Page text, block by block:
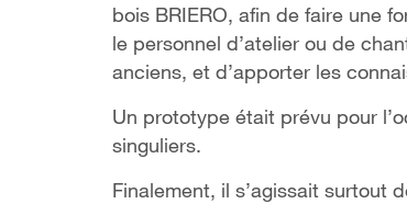
bois BRIERO, afin de faire une
le personnel d’atelier ou de
anciens, et d’apporter les
Un prototype était prévu pour
singuliers.
Finalement, il s’agissait surtout